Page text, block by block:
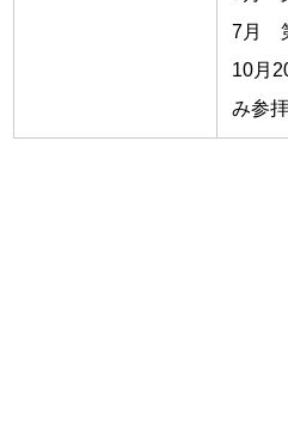
7月
10月
み参拝